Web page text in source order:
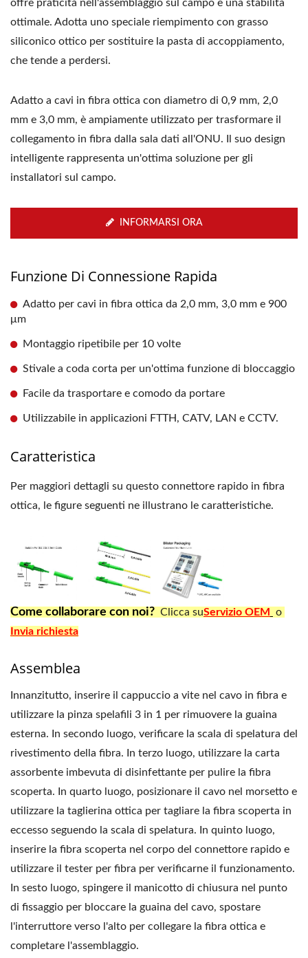
offre praticità nell'assemblaggio sul campo e una stabilità
ottimale. Adotta uno speciale riempimento con grasso
siliconico ottico per sostituire la pasta di accoppiamento,
che tende a perdersi.
Adatto a cavi in ​​fibra ottica con diametro di 0,9 mm, 2,0
mm e 3,0 mm, è ampiamente utilizzato per trasformare il
collegamento in fibra dalla sala dati all'ONU. Il suo design
intelligente rappresenta un'ottima soluzione per gli
installatori sul campo.
INFORMARSI ORA
Funzione Di Connessione Rapida
Adatto per cavi in ​​fibra ottica da 2,0 mm, 3,0 mm e 900
μm
Montaggio ripetibile per 10 volte
Stivale a coda corta per un'ottima funzione di bloccaggio
Facile da trasportare e comodo da portare
Utilizzabile in applicazioni FTTH, CATV, LAN e CCTV.
Caratteristica
Per maggiori dettagli su questo connettore rapido in fibra
ottica, le figure seguenti ne illustrano le caratteristiche.
Come collaborare con noi? Clicca suServizio OEM
o
Invia richiesta
Assemblea
Innanzitutto, inserire il cappuccio a vite nel cavo in fibra e
utilizzare la pinza spelafili 3 in 1 per rimuovere la guaina
esterna. In secondo luogo, verificare la scala di spelatura del
rivestimento della fibra. In terzo luogo, utilizzare la carta
assorbente imbevuta di disinfettante per pulire la fibra
scoperta. In quarto luogo, posizionare il cavo nel morsetto e
utilizzare la taglierina ottica per tagliare la fibra scoperta in
eccesso seguendo la scala di spelatura. In quinto luogo,
inserire la fibra scoperta nel corpo del connettore rapido e
utilizzare il tester per fibra per verificarne il funzionamento.
In sesto luogo, spingere il manicotto di chiusura nel punto
di fissaggio per bloccare la guaina del cavo, spostare
l'interruttore verso l'alto per collegare la fibra ottica e
completare l'assemblaggio.